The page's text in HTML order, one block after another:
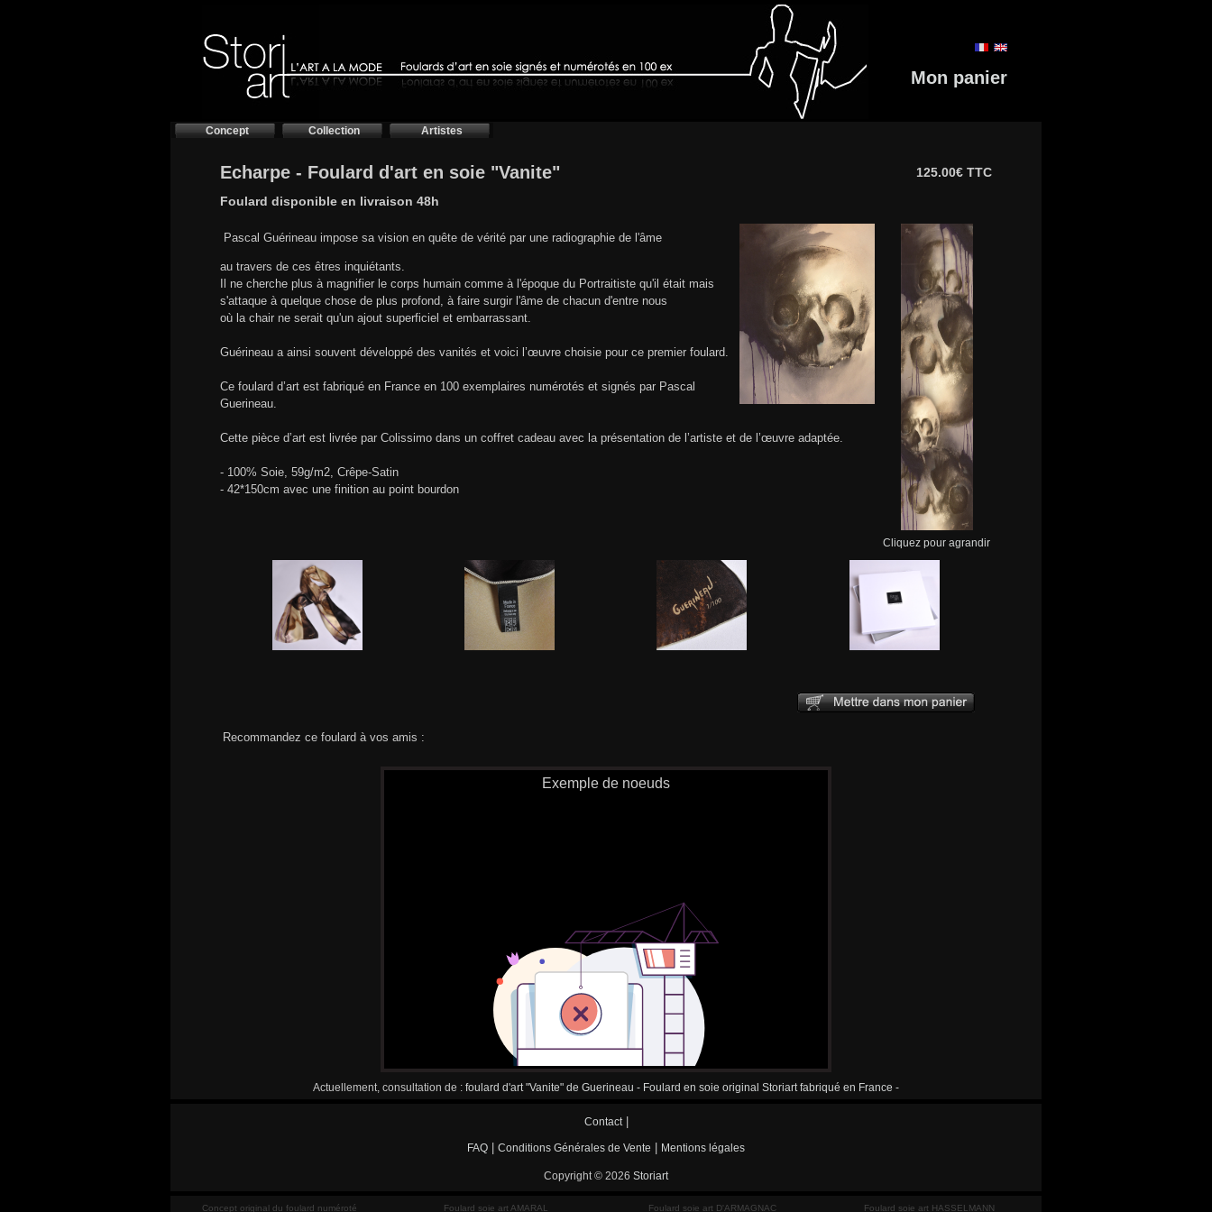
Mon panier
Concept Collection Artistes
Echarpe - Foulard d'art en soie "Vanite"
125.00€ TTC
Foulard disponible en livraison 48h
Cliquez pour agrandir
Pascal Guérineau impose sa vision en quête de vérité par une radiographie de l'âme
au travers de ces êtres inquiétants.
Il ne cherche plus à magnifier le corps humain comme à l'époque du Portraitiste qu'il était mais
s'attaque à quelque chose de plus profond, à faire surgir l'âme de chacun d'entre nous
où la chair ne serait qu'un ajout superficiel et embarrassant.
Guérineau a ainsi souvent développé des vanités et voici l’œuvre choisie pour ce premier foulard.
Ce foulard d’art est fabriqué en France en 100 exemplaires numérotés et signés par Pascal
Guerineau.
Cette pièce d’art est livrée par Colissimo dans un coffret cadeau avec la présentation de l’artiste et de l’œuvre adaptée.
- 100% Soie, 59g/m2, Crêpe-Satin
- 42*150cm avec une finition au point bourdon
Recommandez ce foulard à vos amis :
Exemple de noeuds
Actuellement, consultation de : foulard d'art "Vanite" de Guerineau - Foulard en soie original Storiart fabriqué en France -
Contact|
FAQ Conditions Générales de Vente Mentions légales
Copyright © 2026 Storiart
Concept original du foulard numéroté Foulard soie art AMARAL Foulard soie art D'ARMAGNAC Foulard soie art HASSELMANN